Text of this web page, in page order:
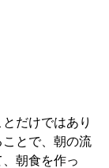
だけではあり
とで、朝の流
朝食を作っ